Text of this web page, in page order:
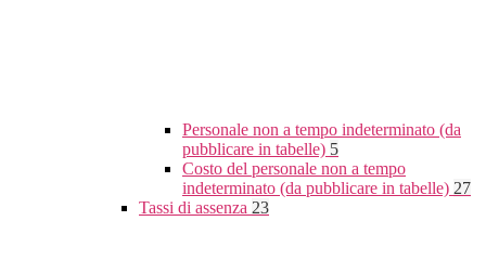
Personale non a tempo indeterminato (da
pubblicare in tabelle) 5
Costo del personale non a tempo
indeterminato (da pubblicare in tabelle) 27
Tassi di assenza 23